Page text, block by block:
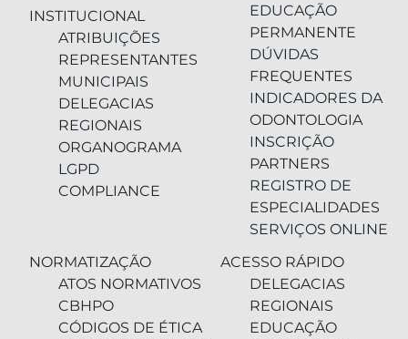
INSTITUCIONAL
ATRIBUIÇÕES
REPRESENTANTES
MUNICIPAIS
DELEGACIAS
REGIONAIS
ORGANOGRAMA
LGPD
COMPLIANCE
EDUCAÇÃO
PERMANENTE
DÚVIDAS
FREQUENTES
INDICADORES DA
ODONTOLOGIA
INSCRIÇÃO
PARTNERS
REGISTRO DE
ESPECIALIDADES
SERVIÇOS ONLINE
NORMATIZAÇÃO
ATOS NORMATIVOS
CBHPO
CÓDIGOS DE ÉTICA
ACESSO RÁPIDO
DELEGACIAS
REGIONAIS
EDUCAÇÃO